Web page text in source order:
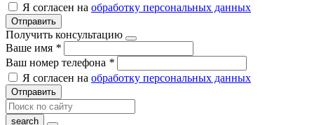
Я согласен на обработку персональных данных
Отправить
Получить консультацию
Ваше имя *
Ваш номер телефона *
Я согласен на обработку персональных данных
Отправить